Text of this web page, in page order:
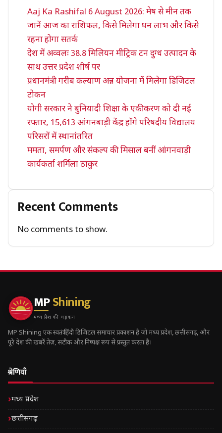
Aaj Ka Rashifal 6 August 2026: मेष से मीन तक
जानें आज का राशिफल, किसे मिलेगा धन लाभ और किसे
रहना होगा सतर्क
देश में अव्वलः 38.8 मिलियन मीट्रिक टन दुग्ध उत्पादन के
साथ उत्तर प्रदेश शीर्ष पर
प्रधानमंत्री गरीब कल्याण अन्न योजना में मिलेगा डिजिटल
टोकन
योगी सरकार ने बुनियादी शिक्षा के एकीकरण को दी नई
रफ्तार, 15,613 आंगनबाड़ी केंद्र होंगे परिषदीय विद्यालय
परिसरों में स्थानांतरित
ममता, समर्पण और संकल्प की मिसाल बनीं आंगनवाड़ी
कार्यकर्ता शर्मिला ठाकुर
Recent Comments
No comments to show.
MPShining
मध्य प्रदेश की धड़कन
MP Shining एक स्वतंत्र हिंदी डिजिटल समाचार प्रकाशन है जो मध्य प्रदेश, छत्तीसगढ़, और
पूरे देश की ख़बरें तेज़, सटीक और निष्पक्ष रूप से प्रस्तुत करता है।
श्रेणियाँ
मध्य प्रदेश
छत्तीसगढ़